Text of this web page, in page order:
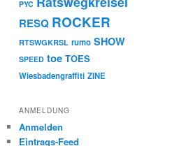
PYC
RESQ ROCKER
RTSWGKRSL rumo SHOW
SPEED toe TOES
Wiesbadengraffiti ZINE
ANMELDUNG
Anmelden
Eintrags-Feed